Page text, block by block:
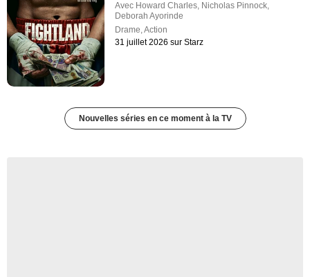
Avec Howard Charles, Nicholas Pinnock,
Deborah Ayorinde
Drame,Action
31 juillet 2026 sur Starz
Nouvelles séries en ce moment à la TV